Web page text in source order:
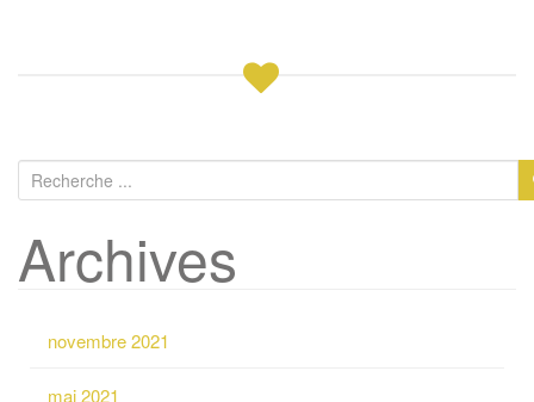
e
h
Archives
novembre 2021
mai 2021